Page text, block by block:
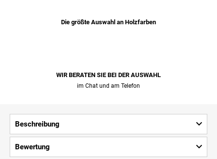
Die größte Auswahl an Holzfarben
WIR BERATEN SIE BEI ​​DER AUSWAHL
im Chat und am Telefon
Beschreibung
Bewertung